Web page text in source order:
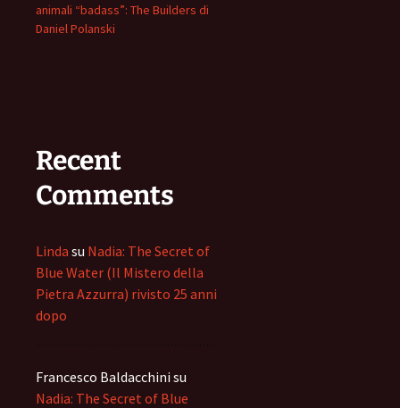
animali “badass”: The Builders di
Daniel Polanski
Recent
Comments
Linda su Nadia: The Secret of
Blue Water (Il Mistero della
Pietra Azzurra) rivisto 25 anni
dopo
Francesco Baldacchini su
Nadia: The Secret of Blue